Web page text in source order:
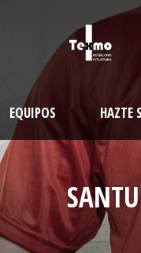
EQUIPOS HAZTE